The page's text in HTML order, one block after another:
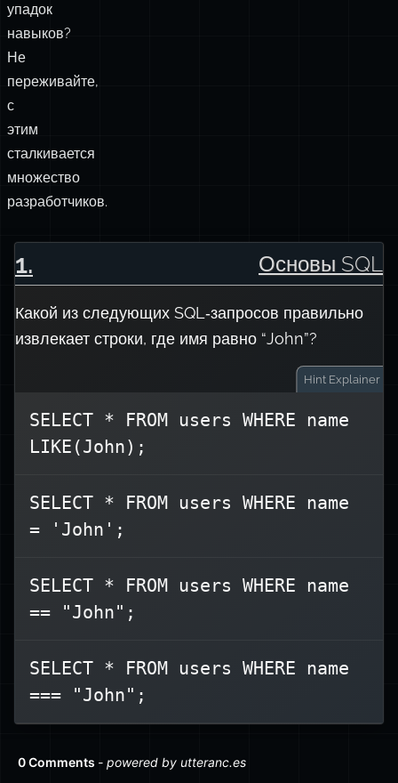
упадок
навыков?
Не
переживайте,
с
этим
сталкивается
множество
разработчиков.
1. Основы SQL
Какой из следующих SQL‑запросов правильно
извлекает строки, где имя равно “John”?
Hint Explainer
SELECT * FROM users WHERE name
LIKE(John);
SELECT * FROM users WHERE name
= 'John';
SELECT * FROM users WHERE name
== "John";
SELECT * FROM users WHERE name
=== "John";
В SQL для проверки равенства в
знак равенства (
=
), а не
==
или
, которые являются операторами
Правильный синтаксис:
SELECT *
FROM users WHERE name =